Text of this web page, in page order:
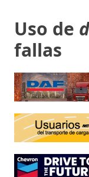
Uso de
fallas